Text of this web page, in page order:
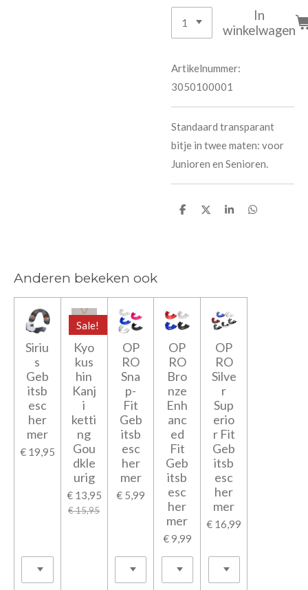
In
winkelwagen
Artikelnummer:
3050100001
Standaard transparant
bitje in twee maten: voor
Junioren en Senioren.
D
D
S
D
Anderen bekeken ook
Siriu
s
Geb
itsb
esc
her
mer
€ 19,95
Sale!
Kyo
kus
hin
Kanj
i
ketti
ng
Gou
dkle
urig
€ 13,95
€ 15,95
OP
RO
Sna
p-
Fit
Geb
itsb
esc
her
mer
€ 5,99
OP
RO
Bro
nze
Enh
anc
ed
Fit
Geb
itsb
esc
her
mer
€ 9,99
OP
RO
Silve
r
Sup
erio
r Fit
Geb
itsb
esc
her
mer
€ 16,99